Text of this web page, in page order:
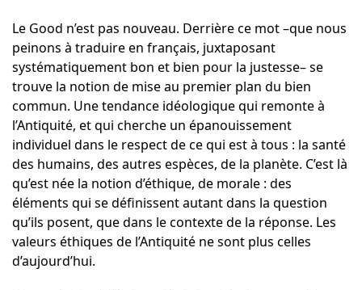
Le Good n’est pas nouveau. Derrière ce mot –que nous
peinons à traduire en français, juxtaposant
systématiquement bon et bien pour la justesse– se
trouve la notion de mise au premier plan du bien
commun. Une tendance idéologique qui remonte à
l’Antiquité, et qui cherche un épanouissement
individuel dans le respect de ce qui est à tous : la santé
des humains, des autres espèces, de la planète. C’est là
qu’est née la notion d’éthique, de morale : des
éléments qui se définissent autant dans la question
qu’ils posent, que dans le contexte de la réponse. Les
valeurs éthiques de l’Antiquité ne sont plus celles
d’aujourd’hui.